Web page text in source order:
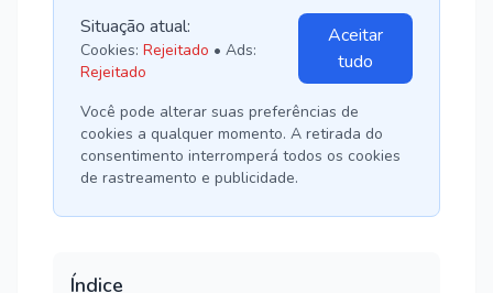
Situação atual:
Cookies: Rejeitado • Ads:
Rejeitado
Aceitar
tudo
Você pode alterar suas preferências de
cookies a qualquer momento. A retirada do
consentimento interromperá todos os cookies
de rastreamento e publicidade.
Índice